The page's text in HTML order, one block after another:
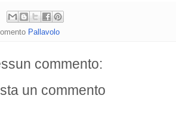
Pallavolo
commento:
un commento